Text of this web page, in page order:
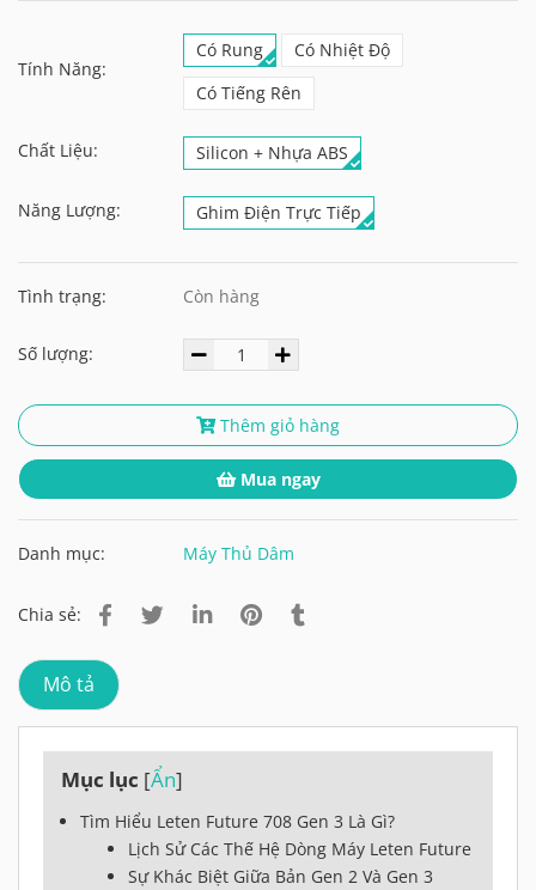
Tính Năng:
Có Rung
Có Nhiệt Độ
Có Tiếng Rên
Chất Liệu: Silicon + Nhựa ABS
Năng Lượng: Ghim Điện Trực Tiếp
Tình trạng: Còn hàng
Số lượng:
Thêm giỏ hàng
Mua ngay
Danh mục: Máy Thủ Dâm
Chia sẻ:
Mô tả
Mục lục [Ẩn]
Tìm Hiểu Leten Future 708 Gen 3 Là Gì?
Lịch Sử Các Thế Hệ Dòng Máy Leten Future
Sự Khác Biệt Giữa Bản Gen 2 Và Gen 3